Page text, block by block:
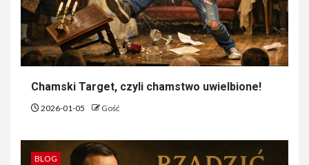
Chamski Target, czyli chamstwo uwielbione!
2026-01-05 Gość
BLOG